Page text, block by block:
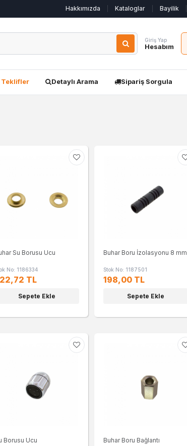
Hakkımızda Kataloglar Bayilik
Giriş Yap
Hesabım
Teklifler Detaylı Arama Sipariş Sorgula
Su Borusu Ucu
No: 1186334
TL
Sepete Ekle
Buhar Boru İzolasyonu 8 mm
Stok No: 1187501
198,00 TL
Sepete Ekle
Borusu Ucu Buhar Boru Bağlantı